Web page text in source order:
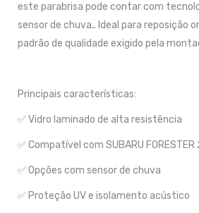
este parabrisa pode contar com
sensor de chuva,. Ideal para reposição
padrão de qualidade exigido pela
Principais características:
✅ Vidro laminado de alta resistência
✅ Compatível com SUBARU
✅ Opções com sensor de chuva
✅ Proteção UV e isolamento acústico